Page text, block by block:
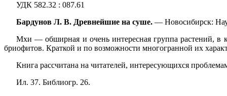
УДК 582.32 : 087.61
Бардунов Л. В. Древнейшие на суше. — Новосибирск:
Мхи — обширная и очень интересная группа растений, в
бриофитов. Краткой и по возможности многогранной их
Книга рассчитана на читателей, интересующихся
Ил. 37. Библиогр. 26.